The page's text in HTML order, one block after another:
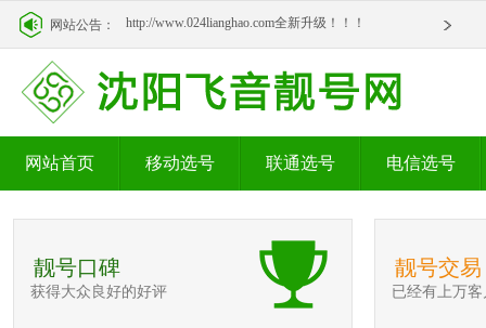
网站公告： http://www.024lianghao.com全新升级！！！
http://www.024lianghao.com全新升级！！！
网站首页 移动选号 联通选号 电信选号
靓号口碑
获得大众良好的好评
靓号交易
已经有上万